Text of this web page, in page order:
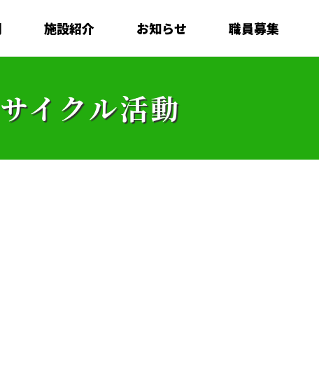
施設紹介 お知らせ 職員募集
イクル活動